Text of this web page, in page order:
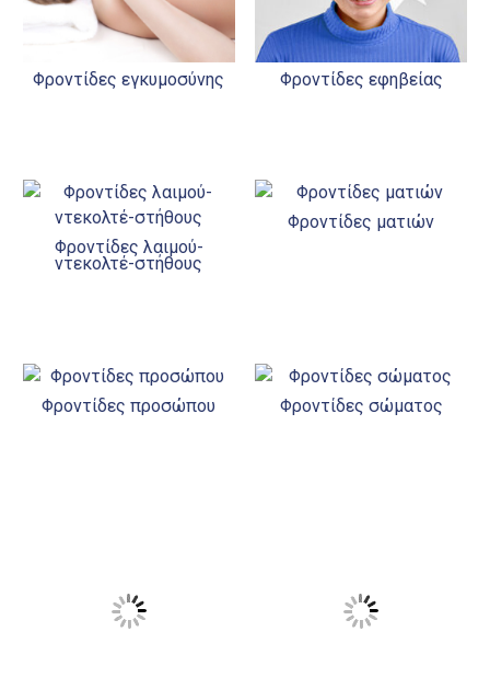
Φροντίδες εγκυμοσύνης Φροντίδες εφηβείας
Φροντίδες λαιμού-
ντεκολτέ-στήθους
Φροντίδες ματιών
Φροντίδες προσώπου Φροντίδες σώματος